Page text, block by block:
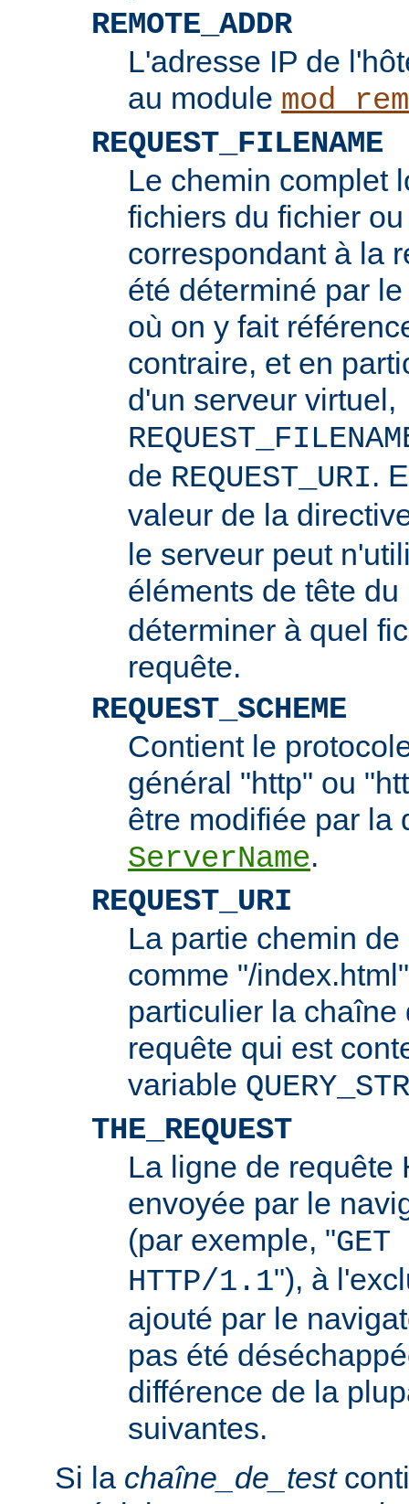
REMOTE_ADDR
L'adresse IP de
au module
REQUEST_FILENAME
Le chemin complet
fichiers du fichier
correspondant à la
été déterminé par
où on y fait
contraire, et en
d'un serveur virtuel,
de REQUEST_URI.
valeur de la
le serveur peut
éléments de tête du
déterminer à quel
requête.
REQUEST_SCHEME
Contient le
général "http" ou
être modifiée par la
ServerName.
REQUEST_URI
La partie chemin
comme "/
particulier la chaîne
requête qui est
variable
THE_REQUEST
La ligne de requête
envoyée par le
(par exemple, "
HTTP/1.1"), à
ajouté par le
pas été
différence de la
suivantes.
Si la chaîne_de_test